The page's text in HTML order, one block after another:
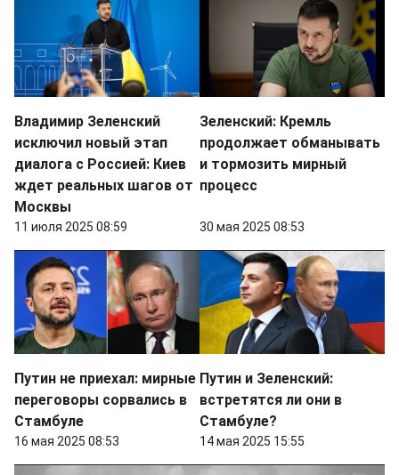
Владимир Зеленский
исключил новый этап
диалога с Россией: Киев
ждет реальных шагов от
Москвы
11 июля 2025 08:59
Зеленский: Кремль
продолжает обманывать
и тормозить мирный
процесс
30 мая 2025 08:53
Путин не приехал: мирные
переговоры сорвались в
Стамбуле
16 мая 2025 08:53
Путин и Зеленский:
встретятся ли они в
Стамбуле?
14 мая 2025 15:55